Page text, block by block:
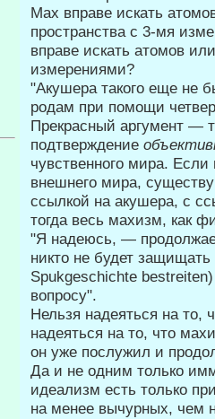
Мах вправе искать
пространства с 3-мя
вправе искать атомов
измерениями?
"Акушера такого еще
родам при помощи
Прекрасный аргумент —
подтвер­ждение
чувственного мира.
внешнего мира,
ссылкой на акушера, с
тогда весь махизм, как
"Я надеюсь, —
никто не будет
Spukgeschichte
вопросу".
Нельзя надеяться на то,
надеяться на то, что
он уже послужил и
Да и не одним только
идеализм есть только
на менее вычурных, чем